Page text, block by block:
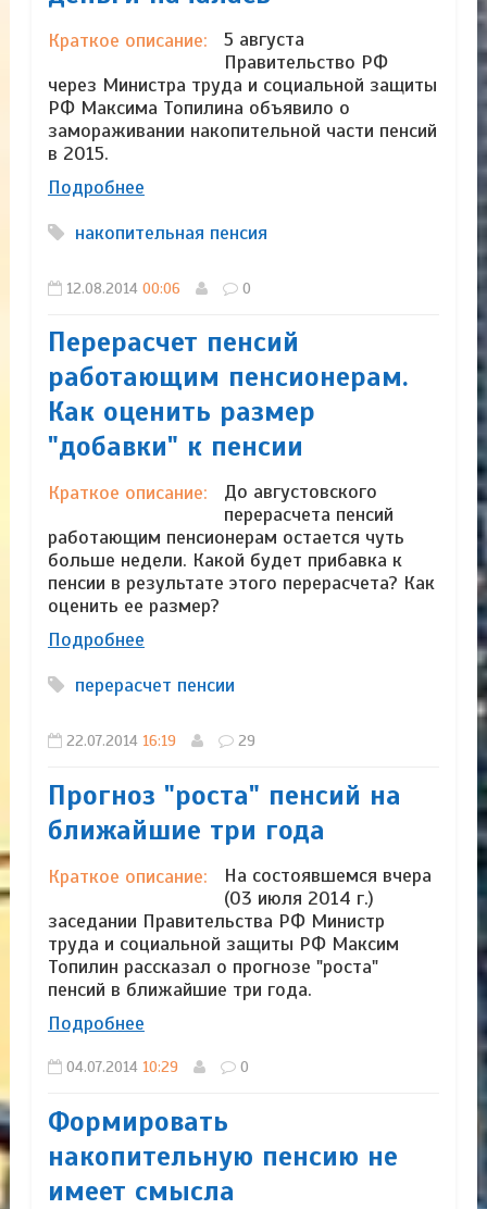
Краткое описание:
5 августа
Правительство РФ
через Министра труда и социальной защиты
РФ Максима Топилина объявило о
замораживании накопительной части пенсий
в 2015.
Подробнее
накопительная пенсия
12.08.2014 00:06 0
Перерасчет пенсий
работающим пенсионерам.
Как оценить размер
"добавки" к пенсии
Краткое описание:
До августовского
перерасчета пенсий
работающим пенсионерам остается чуть
больше недели. Какой будет прибавка к
пенсии в результате этого перерасчета? Как
оценить ее размер?
Подробнее
перерасчет пенсии
22.07.2014 16:19 29
Прогноз "роста" пенсий на
ближайшие три года
Краткое описание:
На состоявшемся вчера
(03 июля 2014 г.)
заседании Правительства РФ Министр
труда и социальной защиты РФ Максим
Топилин рассказал о прогнозе "роста"
пенсий в ближайшие три года.
Подробнее
04.07.2014 10:29 0
Формировать
накопительную пенсию не
имеет смысла